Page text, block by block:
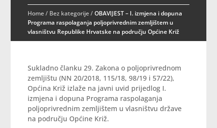
Home/ Bez kategorije/OBAVIJEST – I. izmjena i dopuna
Programa raspolaganja poljoprivrednim zemljištem u
vlasništvu Republike Hrvatske na području Općine Križ
Sukladno članku 29. Zakona o poljoprivrednom
zemljištu (NN 20/2018, 115/18, 98/19 i 57/22),
Općina Križ izlaže na javni uvid prijedlog I.
izmjena i dopuna Programa raspolaganja
poljoprivrednim zemljištem u vlasništvu države
na području Općine Križ.